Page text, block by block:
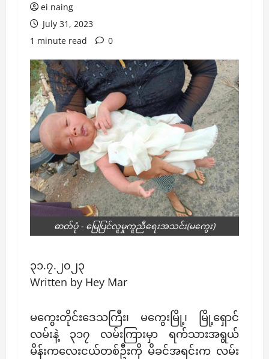
ei naing
July 31, 2023
1 minute read
0
ဓာတ်ပုံ - မြေပြင်လူမှုကူညီရေးအသင်း(မကွေး)
၃၁.၇.၂၀၂၃
Written by Hey Mar
မကွေးတိုင်းဒေသကြီး၊ မကွေးမြို့၊ မြို့ရှောင်
လမ်းနဲ့ ၃၁၇ လမ်းကြားမှာ ရက်သားအရွယ်
မိန်းကလေးငယ်တစ်ဦးကို မိခင်အရင်းက လမ်း